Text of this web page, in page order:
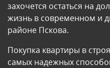
захочется остаться на
жизнь в современном и
районе Пскова.
Покупка квартиры в
самых надежных